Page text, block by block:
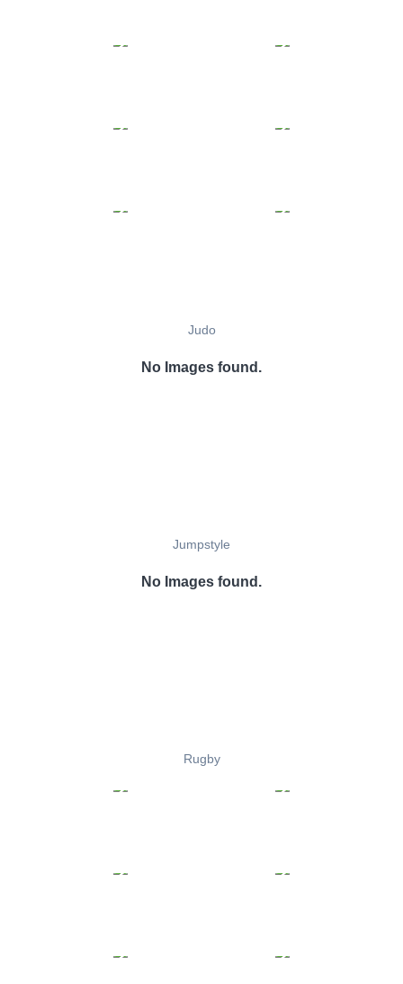
Judo
No Images found.
Jumpstyle
No Images found.
Rugby